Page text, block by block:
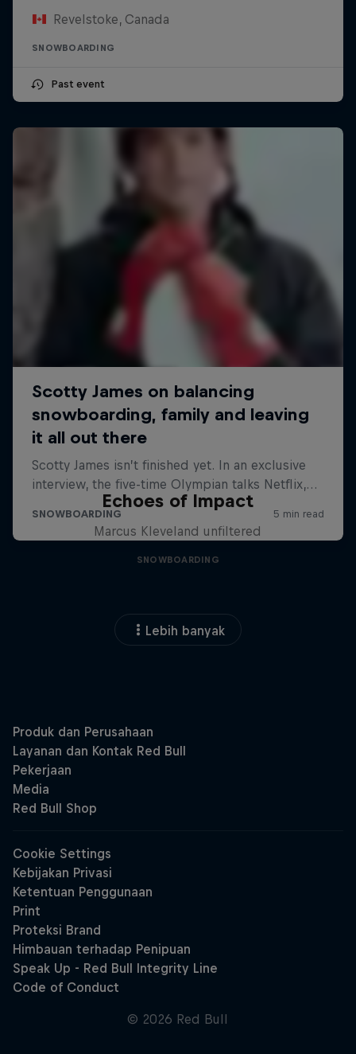
Revelstoke, Canada
SNOWBOARDING
Past event
Echoes of Impact
Marcus Kleveland unfiltered
SNOWBOARDING
Lebih banyak